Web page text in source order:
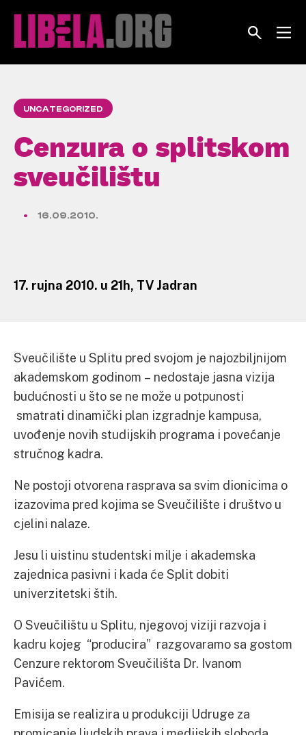
UNCATEGORIZED
Cenzura o splitskom
sveučilištu
16.09.2010.
17. rujna 2010. u 21h, TV Jadran
Sveučilište u Splitu pred svojom je najozbiljnijom
akademskom godinom – nedostaje jasna vizija
budućnosti u što se ne može u potpunosti
smatrati dinamički plan izgradnje kampusa,
uvođenje novih studijskih programa i povećanje
stručnog kadra.
Ne postoji otvorena rasprava sa svim dionicima o
izazovima pred kojima se Sveučilište i društvo u
cjelini nalaze.
Jesu li uistinu studentski milje i akademska
zajednica pasivni i kada će Split dobiti
univerzitetski štih.
O Sveučilištu u Splitu, njegovoj viziji razvoja i
kadru kojeg “producira” razgovaramo sa gostom
Cenzure rektorom Sveučilišta Dr. Ivanom
Pavićem.
Emisija se realizira u produkciji Udruge za